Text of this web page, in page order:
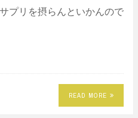
プリを摂らんといかんので
READ MORE